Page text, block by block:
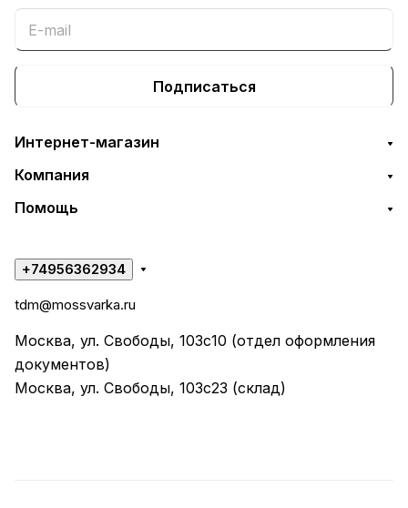
Подписаться
Интернет-магазин
Компания
Помощь
+74956362934
tdm@mossvarka.ru
Москва, ул. Свободы, 103с10 (отдел оформления
документов)
Москва, ул. Свободы, 103с23 (склад)